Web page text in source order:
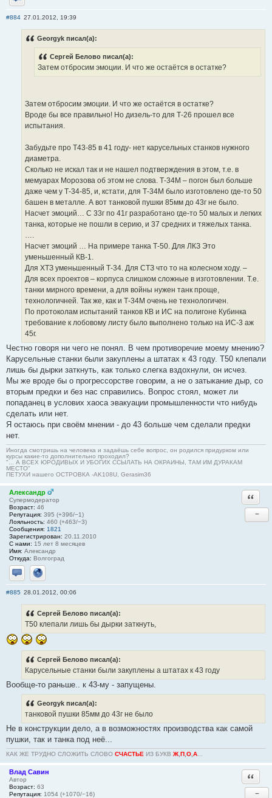
Отправить личное сообщение
#884 27.01.2012, 19:39
Georgyk писал(а):
Сергей Белово писал(а):
Затем отбросим эмоции. И что же остаётся в остатке?
Затем отбросим эмоции. И что же остаётся в остатке?
Вроде бы все правильно! Но дизель-то для Т-26 прошел все
испытания.
Забудьте про Т43-85 в 41 году- нет карусельных станков нужного
диаметра.
Сколько не искал так и не нашел подтверждения в этом, т.е. в
мемуарах Морозова об этом не слова. Т-34М – погон был больше
даже чем у Т-34-85, и, кстати, для Т-34М было изготовлено где-то 50
башен в металле. А вот танковой пушки 85мм до 43г не было.
Насчет эмоций… С 33г по 41г разработано где-то 50 малых и легких
танка, которые не пошли в серию, и 37 средних и тяжелых танка.
….
Насчет эмоций … На примере танка Т-50. Для ЛКЗ Это
уменьшенный КВ-1.
Для ХТЗ уменьшенный Т-34. Для СТЗ что то на колесном ходу. –
Для всех проектов – корпуса слишком сложные в изготовлении. Т.е.
танки мирного времени, а для войны нужен танк проще,
технологичней. Так же, как и Т-34М очень не технологичен.
По протоколам испытаний танков КВ и ИС на полигоне Кубинка
требование к лобовому листу было выполнено только на ИС-3 аж
45г.
Честно говоря ни чего не понял. В чем противоречие моему мнению?
Карусельные станки были закуплены а штатах к 43 году. Т50 клепали
лишь бы дырки заткнуть, как только слегка вздохнули, он исчез.
Мы же вроде бы о прогрессорстве говорим, а не о затыкание дыр, со
вторым предки и без нас справились. Вопрос стоял, может ли
попаданец в услових хаоса эвакуации промышленности что нибудь
сделать или нет.
Я остаюсь при своём мнении - до 43 больше чем сделали предки
нет.
Иногда смотришь на человека и задаёшь себе вопрос, он родился придурком или
курсы какие-то дополнительно проходил?
"... А ВСЕХ ЮРОДИВЫХ И УБОГИХ ССЫЛАТЬ НА ОКРАИНЫ, ТАМ ИМ ДУРАКАМ
МЕСТО"
ПЕТУХИ нашего ОСТРОВКА -AK108U, Gerasim36
Александр
Супермодератор
Возраст: 46
Репутация: 395 (+396/−1)
Лояльность: 460 (+463/−3)
Сообщения: 1821
Зарегистрирован: 20.11.2010
С нами: 15 лет 8 месяцев
Имя: Александр
Откуда: Волгоград
Отправить личное сообщение
Сайт
−
#885 28.01.2012, 00:06
Сергей Белово писал(а):
Т50 клепали лишь бы дырки заткнуть,
Сергей Белово писал(а):
Карусельные станки были закуплены а штатах к 43 году
Вообще-то раньше.. к 43-му - запущены.
Georgyk писал(а):
танковой пушки 85мм до 43г не было
Не в конструкции дело, а в возможностях производства как самой
пушки, так и танка под неё...
КАК ЖЕ ТРУДНО СЛОЖИТЬ СЛОВО СЧАСТЬЕ ИЗ БУКВ Ж, П,О,А...
Влад Савин
Автор
Возраст: 63
Репутация: 1054 (+1070/−16)
−